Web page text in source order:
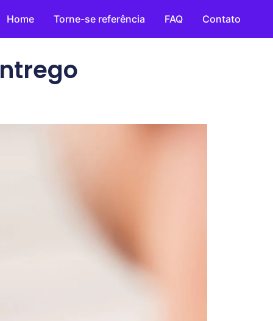
Home Torne-se referência FAQ Contato